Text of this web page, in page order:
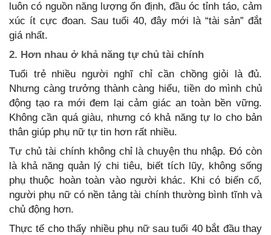
luôn có nguồn năng lượng ổn định, đầu óc tỉnh táo, cảm
xúc ít cực đoan. Sau tuổi 40, đây mới là “tài sản” đắt
giá nhất.
2. Hơn nhau ở khả năng tự chủ tài chính
Tuổi trẻ nhiều người nghĩ chỉ cần chồng giỏi là đủ.
Nhưng càng trưởng thành càng hiểu, tiền do mình chủ
động tạo ra mới đem lại cảm giác an toàn bền vững.
Không cần quá giàu, nhưng có khả năng tự lo cho bản
thân giúp phụ nữ tự tin hơn rất nhiều.
Tự chủ tài chính không chỉ là chuyện thu nhập. Đó còn
là khả năng quản lý chi tiêu, biết tích lũy, không sống
phụ thuộc hoàn toàn vào người khác. Khi có biến cố,
người phụ nữ có nền tảng tài chính thường bình tĩnh và
chủ động hơn.
Thực tế cho thấy nhiều phụ nữ sau tuổi 40 bắt đầu thay